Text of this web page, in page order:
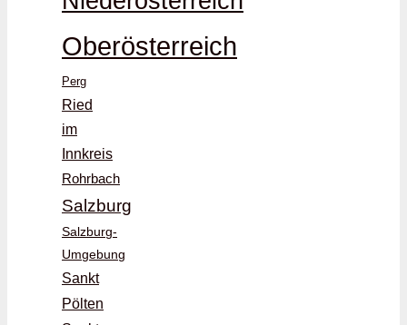
Oberösterreich
Perg
Ried
im
Innkreis
Rohrbach
Salzburg
Salzburg-
Umgebung
Sankt
Pölten